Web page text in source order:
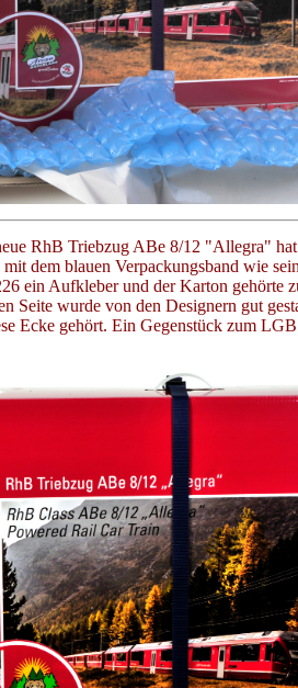
RhB Triebzug ABe 8/12 "Allegra" hat
dem blauen Verpackungsband wie
ein Aufkleber und der Karton gehörte
Seite wurde von den Designern gut
Ecke gehört. Ein Gegenstück zum